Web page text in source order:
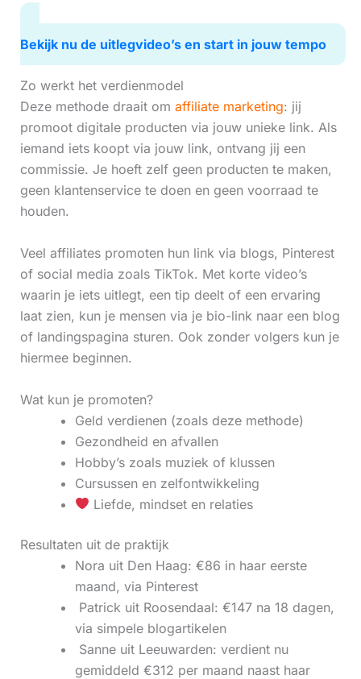
Bekijk nu de uitlegvideo’s en start in jouw tempo
Zo werkt het verdienmodel
Deze methode draait om affiliate marketing: jij
promoot digitale producten via jouw unieke link. Als
iemand iets koopt via jouw link, ontvang jij een
commissie. Je hoeft zelf geen producten te maken,
geen klantenservice te doen en geen voorraad te
houden.
Veel affiliates promoten hun link via blogs, Pinterest
of social media zoals TikTok. Met korte video’s
waarin je iets uitlegt, een tip deelt of een ervaring
laat zien, kun je mensen via je bio-link naar een blog
of landingspagina sturen. Ook zonder volgers kun je
hiermee beginnen.
Wat kun je promoten?
Geld verdienen (zoals deze methode)
Gezondheid en afvallen
Hobby’s zoals muziek of klussen
Cursussen en zelfontwikkeling
Liefde, mindset en relaties
Resultaten uit de praktijk
Nora uit Den Haag: €86 in haar eerste
maand, via Pinterest
‍ Patrick uit Roosendaal: €147 na 18 dagen,
via simpele blogartikelen
‍ Sanne uit Leeuwarden: verdient nu
gemiddeld €312 per maand naast haar